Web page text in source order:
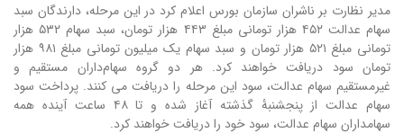
مدیر نظارت بر ناشران سازمان بورس اعلام کرد در این مرحله، دارندگان سبد
سهام عدالت ۴۵۲ هزار تومانی مبلغ ۴۴۳ هزار تومان، سبد سهام ۵۳۲ هزار
تومانی مبلغ ۵۲۱ هزار تومان و سبد سهام یک میلیون تومانی مبلغ ۹۸۱ هزار
تومان سود دریافت خواهند کرد.هر دو گروه سهام‌داران مستقیم و
غیرمستقیم سهام عدالت، سود این مرحله را دریافت می کنند. پرداخت سود
سهام عدالت از پنجشنبۀ گذشته آغاز شده و تا ۴۸ ساعت آینده همه
سهامداران سهام عدالت، سود خود را دریافت خواهند کرد.